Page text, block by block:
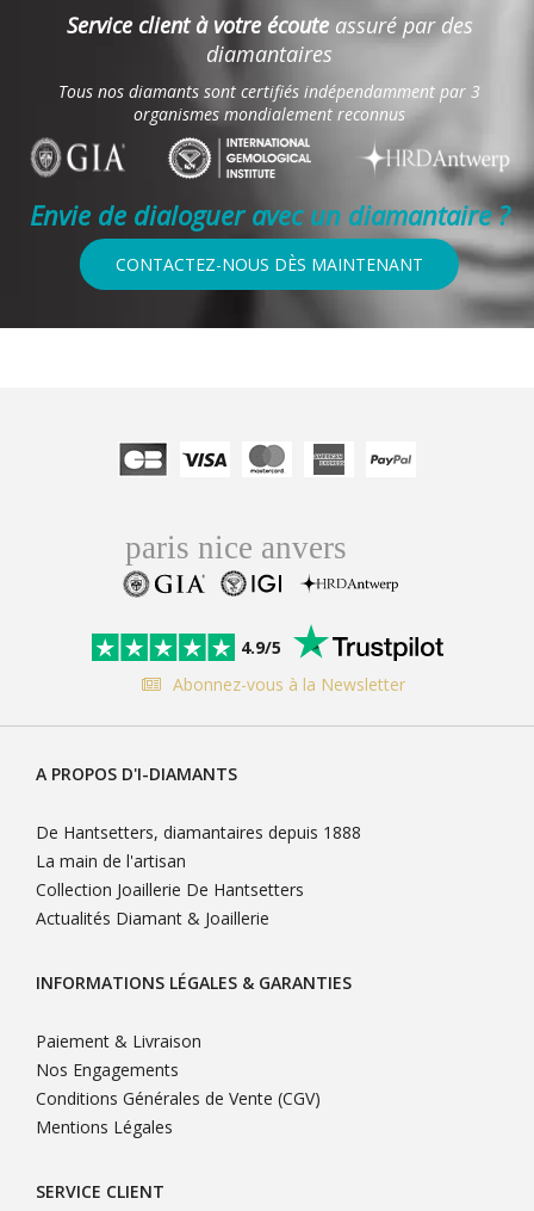
Service client à votre écouteassuré par des
diamantaires
Tous nos diamants sont certifiés indépendamment par 3
organismes mondialement reconnus
Envie de dialoguer avec un diamantaire ?
CONTACTEZ-NOUS DÈS MAINTENANT
4.9/5
Abonnez-vous à la Newsletter
A PROPOS D'I-DIAMANTS
De Hantsetters, diamantaires depuis 1888
La main de l'artisan
Collection Joaillerie De Hantsetters
Actualités Diamant & Joaillerie
INFORMATIONS LÉGALES & GARANTIES
Paiement & Livraison
Nos Engagements
Conditions Générales de Vente (CGV)
Mentions Légales
SERVICE CLIENT